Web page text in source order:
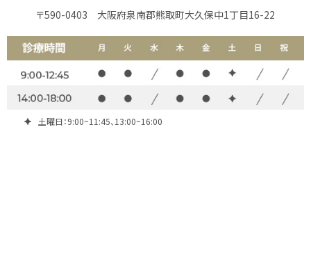
〒590-0403 大阪府泉南郡熊取町大久保中1丁目16-22
土曜日：9:00~11:45、13:00~16:00